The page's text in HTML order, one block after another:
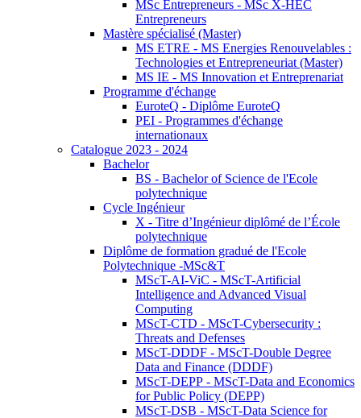
MSc Entrepreneurs - MSc X-HEC
Entrepreneurs
Mastère spécialisé (Master)
MS ETRE - MS Energies Renouvelables :
Technologies et Entrepreneuriat (Master)
MS IE - MS Innovation et Entreprenariat
Programme d'échange
EuroteQ - Diplôme EuroteQ
PEI - Programmes d'échange
internationaux
Catalogue 2023 - 2024
Bachelor
BS - Bachelor of Science de l'Ecole
polytechnique
Cycle Ingénieur
X - Titre d’Ingénieur diplômé de l’École
polytechnique
Diplôme de formation gradué de l'Ecole
Polytechnique -MSc&T
MScT-AI-ViC - MScT-Artificial
Intelligence and Advanced Visual
Computing
MScT-CTD - MScT-Cybersecurity :
Threats and Defenses
MScT-DDDF - MScT-Double Degree
Data and Finance (DDDF)
MScT-DEPP - MScT-Data and Economics
for Public Policy (DEPP)
MScT-DSB - MScT-Data Science for